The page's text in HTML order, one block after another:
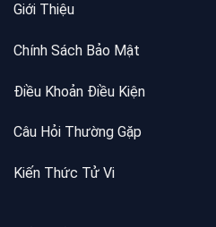
Giới Thiệu
Chính Sách Bảo Mật
Điều Khoản Điều Kiện
Câu Hỏi Thường Gặp
Kiến Thức Tử Vi